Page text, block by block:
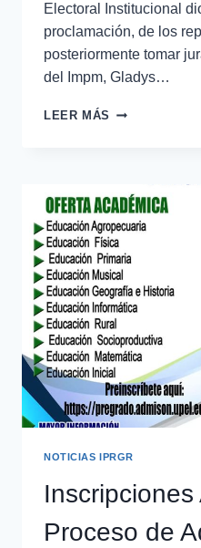
Electoral Institucional
proclamación, de los
posteriormente tomar
del Impm, Gladys…
LEER MÁS
NOTICIAS IPRGR
Inscripciones
Proceso de